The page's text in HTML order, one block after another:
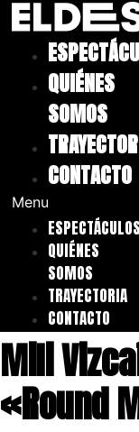
contenido
QUIÉNES
SOMOS
CONTACTO
Menu
ESPECTÁCULOS
QUIÉNES
SOMOS
TRAYECTORIA
CONTACTO
Mili
«Round